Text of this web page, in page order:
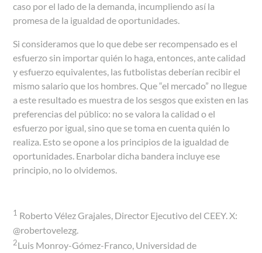
caso por el lado de la demanda, incumpliendo así la
promesa de la igualdad de oportunidades.
Si consideramos que lo que debe ser recompensado es el
esfuerzo sin importar quién lo haga, entonces, ante calidad
y esfuerzo equivalentes, las futbolistas deberían recibir el
mismo salario que los hombres. Que “el mercado” no llegue
a este resultado es muestra de los sesgos que existen en las
preferencias del público: no se valora la calidad o el
esfuerzo por igual, sino que se toma en cuenta quién lo
realiza. Esto se opone a los principios de la igualdad de
oportunidades. Enarbolar dicha bandera incluye ese
principio, no lo olvidemos.
1 Roberto Vélez Grajales, Director Ejecutivo del CEEY. X:
@robertovelezg.
2Luis Monroy-Gómez-Franco, Universidad de